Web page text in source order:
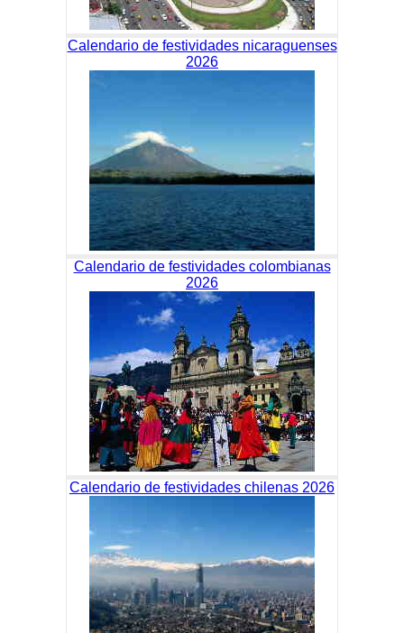
Calendario de festividades nicaraguenses
2026
Calendario de festividades colombianas
2026
Calendario de festividades chilenas 2026